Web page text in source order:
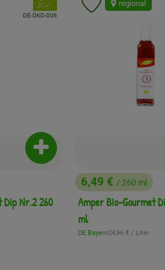
Dip Nr.2 260
Produkt zum Warenkorb
, Kontrollstelle:
DE-ÖKO-006
hinzufügen
, Preis:
6,49 € / 260 ml
Amper Bio-Gourmet
ml
, Herkunft:
DE Bayern, Referenzpreis:
24,96 € / Liter
regional
Produkt zu